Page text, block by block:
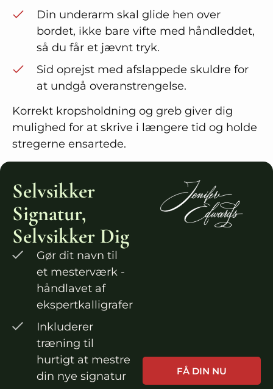
Din underarm skal glide hen over
bordet, ikke bare vifte med håndleddet,
så du får et jævnt tryk.
Sid oprejst med afslappede skuldre for
at undgå overanstrengelse.
Korrekt kropsholdning og greb giver dig
mulighed for at skrive i længere tid og holde
stregerne ensartede.
Selvsikker
Signatur,
Selvsikker Dig
Gør dit navn til
et mesterværk -
håndlavet af
ekspertkalligrafer
Inkluderer
træning til
hurtigt at mestre
din nye signatur
FÅ DIN NU